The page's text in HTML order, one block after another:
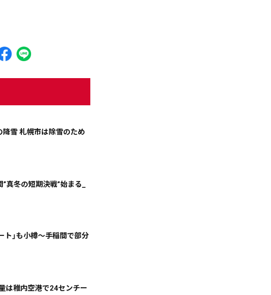
降雪 札幌市は除雪のため
真冬の短期決戦”始まる_
ト」も小樽～手稲間で部分
は稚内空港で24センチー